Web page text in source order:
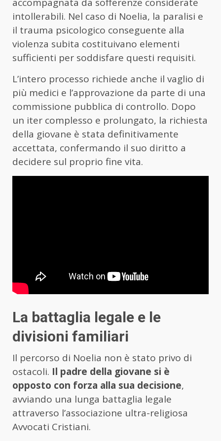
accompagnata da sofferenze considerate
intollerabili. Nel caso di Noelia, la paralisi e
il trauma psicologico conseguente alla
violenza subita costituivano elementi
sufficienti per soddisfare questi requisiti.
L’intero processo richiede anche il vaglio di
più medici e l’approvazione da parte di una
commissione pubblica di controllo. Dopo
un iter complesso e prolungato, la richiesta
della giovane è stata definitivamente
accettata, confermando il suo diritto a
decidere sul proprio fine vita.
La battaglia legale e le
divisioni familiari
Il percorso di Noelia non è stato privo di
ostacoli. Il padre della giovane si è
opposto con forza alla sua decisione,
avviando una lunga battaglia legale
attraverso l’associazione ultra-religiosa
Avvocati Cristiani.